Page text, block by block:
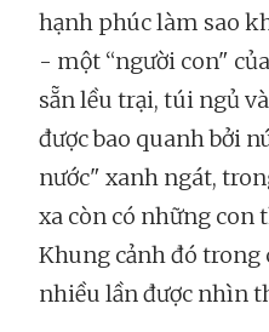
hạnh phúc làm sao
- một “người con"
sẵn lều trại, túi ngủ
được bao quanh bởi
nước" xanh ngát,
xa còn có những con
Khung cảnh đó trong
nhiều lần được nhìn